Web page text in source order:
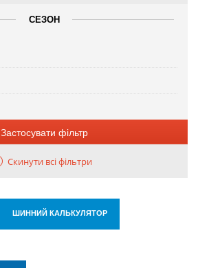
СЕЗОН
Застосувати фільтр
Скинути всі фільтри
ШИННИЙ КАЛЬКУЛЯТОР